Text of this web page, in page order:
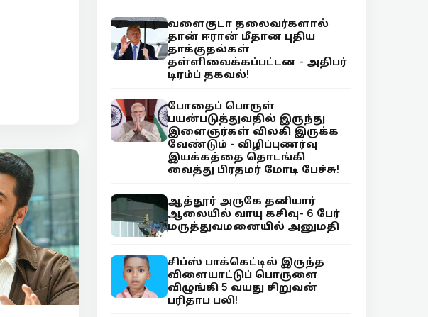
வளைகுடா தலைவர்களால்
தான் ஈரான் மீதான புதிய
தாக்குதல்கள்
தள்ளிவைக்கப்பட்டன - அதிபர்
டிரம்ப் தகவல்!
போதைப் பொருள்
பயன்படுத்துவதில் இருந்து
இளைஞர்கள் விலகி இருக்க
வேண்டும் - விழிப்புணர்வு
இயக்கத்தை தொடங்கி
வைத்து பிரதமர் மோடி பேச்சு!
ஆத்தூர் அருகே தனியார்
ஆலையில் வாயு கசிவு- 6 பேர்
மருத்துவமனையில் அனுமதி
சிப்ஸ் பாக்கெட்டில் இருந்த
விளையாட்டுப் பொருளை
விழுங்கி 5 வயது சிறுவன்
பரிதாப பலி!